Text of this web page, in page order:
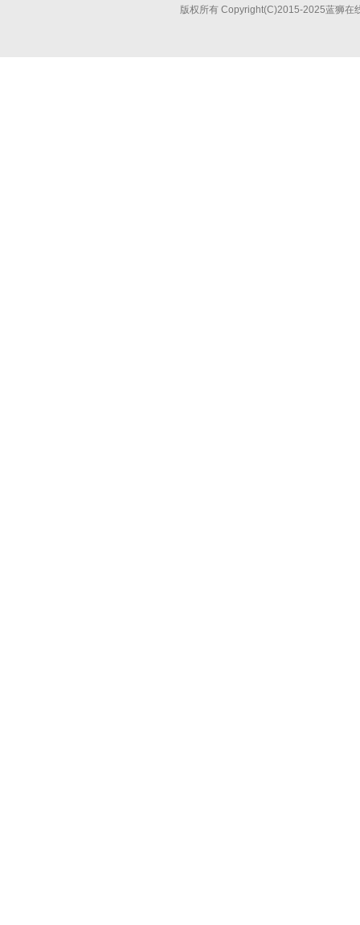
版权所有 Copyright(C)2015-2025蓝狮在